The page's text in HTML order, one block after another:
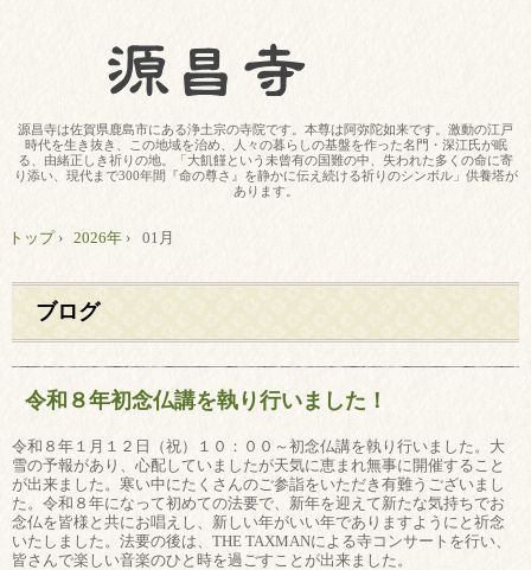
源昌寺は佐賀県鹿島市にある浄土宗の寺院です。本尊は阿弥陀如来です。激動の江戸
時代を生き抜き、この地域を治め、人々の暮らしの基盤を作った名門・深江氏が眠
る、由緒正しき祈りの地。「大飢饉という未曾有の国難の中、失われた多くの命に寄
り添い、現代まで300年間『命の尊さ』を静かに伝え続ける祈りのシンボル」供養塔が
あります。
トップ› 2026年 › 01月
ブログ
令和８年初念仏講を執り行いました！
令和８年１月１２日（祝）１０：００～初念仏講を執り行いました。大
雪の予報があり、心配していましたが天気に恵まれ無事に開催すること
が出来ました。寒い中にたくさんのご参詣をいただき有難うございまし
た。令和８年になって初めての法要で、新年を迎えて新たな気持ちでお
念仏を皆様と共にお唱えし、新しい年がいい年でありますようにと祈念
いたしました。法要の後は、THE TAXMANによる寺コンサートを行い、
皆さんで楽しい音楽のひと時を過ごすことが出来ました。